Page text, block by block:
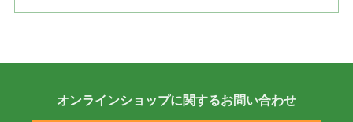
オンラインショップに関するお問い合わせ